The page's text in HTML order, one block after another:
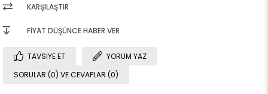
KARŞILAŞTIR
FIYAT DÜŞÜNCE HABER VER
TAVSIYE ET
YORUM YAZ
SORULAR (0) VE CEVAPLAR (0)